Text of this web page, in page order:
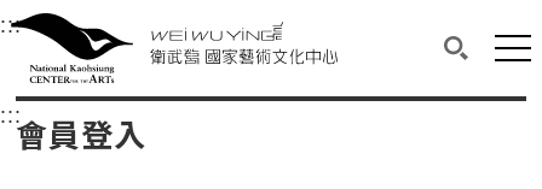
衛武營國家藝術文化中心
中央內容區塊，為本頁主要內容區。
:::選單連結區塊，此區塊列有本網站主要連結。
衛武營國家藝術文化中心
搜尋(開
網
::: 中央內容區塊，為本頁主要內容區。
會員登入